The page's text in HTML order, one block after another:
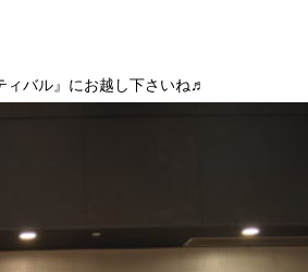
ィバル』にお越し下さいね♬